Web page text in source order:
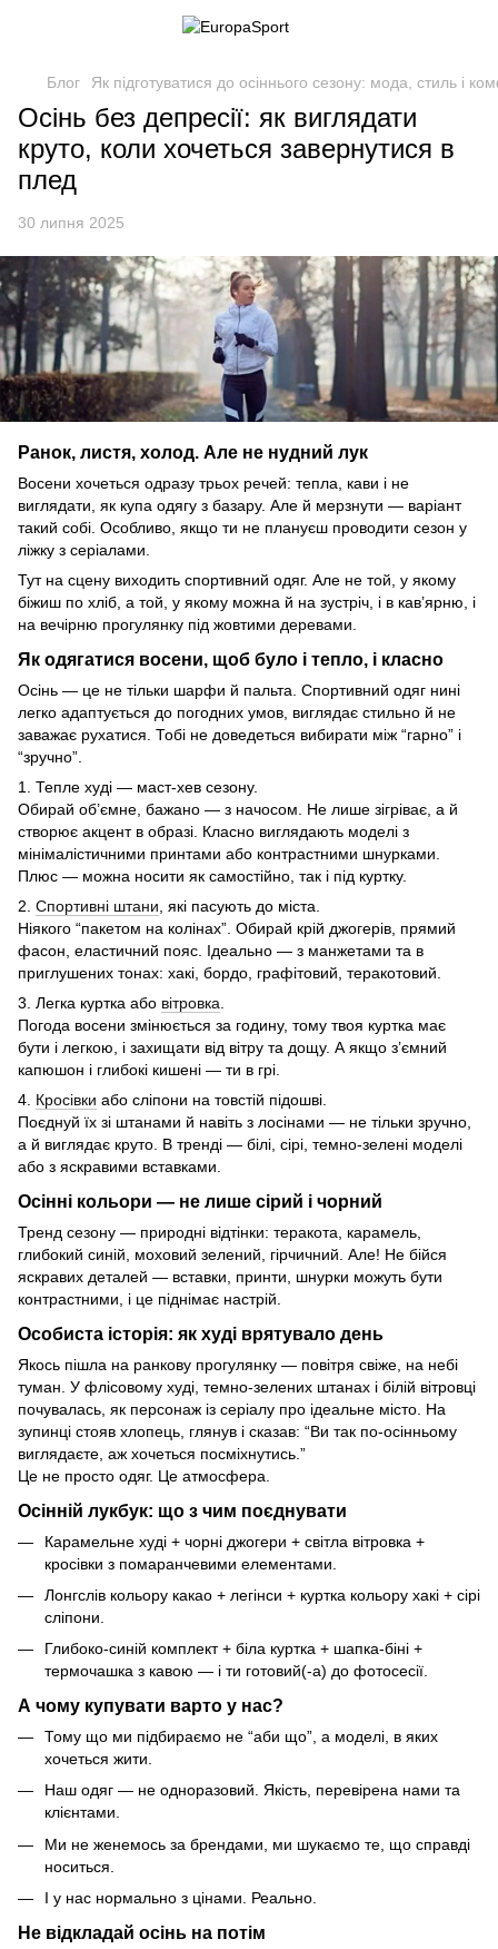
Блог Як підготуватися до осіннього сезону: мода, стиль і
Осінь без депресії: як виглядати
круто, коли хочеться завернутися в
плед
30 липня 2025
Ранок, листя, холод. Але не нудний лук
Восени хочеться одразу трьох речей: тепла, кави і не
виглядати, як купа одягу з базару. Але й мерзнути — варіант
такий собі. Особливо, якщо ти не плануєш проводити сезон у
ліжку з серіалами.
Тут на сцену виходить спортивний одяг. Але не той, у якому
біжиш по хліб, а той, у якому можна й на зустріч, і в кав’ярню, і
на вечірню прогулянку під жовтими деревами.
Як одягатися восени, щоб було і тепло, і класно
Осінь — це не тільки шарфи й пальта. Спортивний одяг нині
легко адаптується до погодних умов, виглядає стильно й не
заважає рухатися. Тобі не доведеться вибирати між “гарно” і
“зручно”.
1. Тепле худі — маст-хев сезону.
Обирай об’ємне, бажано — з начосом. Не лише зігріває, а й
створює акцент в образі. Класно виглядають моделі з
мінімалістичними принтами або контрастними шнурками.
Плюс — можна носити як самостійно, так і під куртку.
2. Спортивні штани , які пасують до міста.
Ніякого “пакетом на колінах”. Обирай крій джогерів, прямий
фасон, еластичний пояс. Ідеально — з манжетами та в
приглушених тонах: хакі, бордо, графітовий, теракотовий.
3. Легка куртка або вітровка
Погода восени змінюється за годину, тому твоя куртка має
бути і легкою, і захищати від вітру та дощу. А якщо з’ємний
капюшон і глибокі кишені — ти в грі.
4. Кросівки або сліпони на товстій підошві.
Поєднуй їх зі штанами й навіть з лосінами — не тільки зручно,
а й виглядає круто. В тренді — білі, сірі, темно-зелені моделі
або з яскравими вставками.
Осінні кольори — не лише сірий і чорний
Тренд сезону — природні відтінки: теракота, карамель,
глибокий синій, моховий зелений, гірчичний. Але! Не бійся
яскравих деталей — вставки, принти, шнурки можуть бути
контрастними, і це піднімає настрій.
Особиста історія: як худі врятувало день
Якось пішла на ранкову прогулянку — повітря свіже, на небі
туман. У флісовому худі, темно-зелених штанах і білій вітровці
почувалась, як персонаж із серіалу про ідеальне місто. На
зупинці стояв хлопець, глянув і сказав: “Ви так по-осінньому
виглядаєте, аж хочеться посміхнутись.”
Це не просто одяг. Це атмосфера.
Осінній лукбук: що з чим поєднувати
Карамельне худі + чорні джогери + світла вітровка +
кросівки з помаранчевими елементами.
Лонгслів кольору какао + легінси + куртка кольору хакі + сірі
сліпони.
Глибоко-синій комплект + біла куртка + шапка-біні +
термочашка з кавою — і ти готовий(-а) до фотосесії.
А чому купувати варто у нас?
Тому що ми підбираємо не “аби що”, а моделі, в яких
хочеться жити.
Наш одяг — не одноразовий. Якість, перевірена нами та
клієнтами.
Ми не женемось за брендами, ми шукаємо те, що справді
носиться.
І у нас нормально з цінами. Реально.
Не відкладай осінь на потім